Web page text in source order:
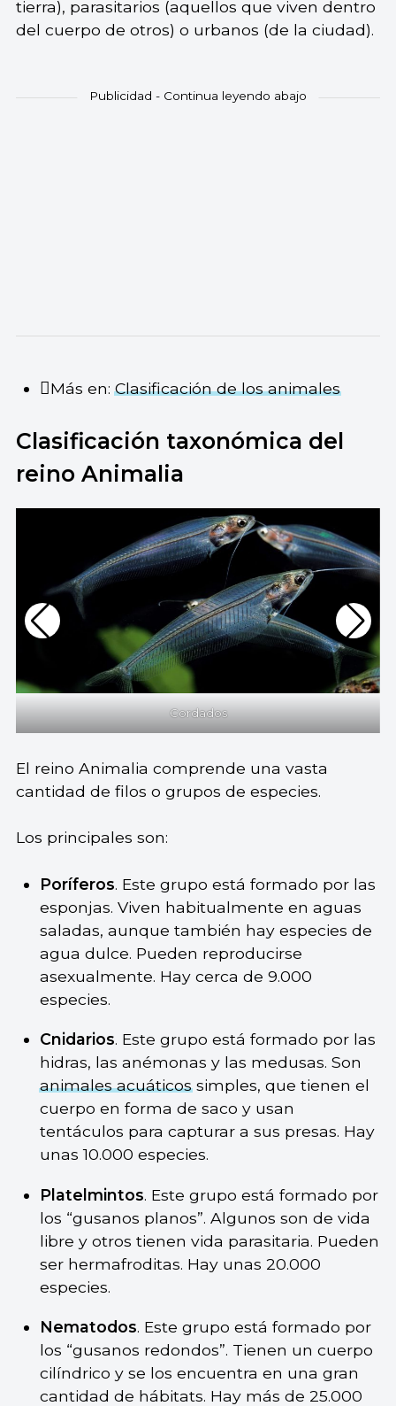
tierra), parasitarios (aquellos que viven dentro
del cuerpo de otros) o urbanos (de la ciudad).
Más en:Clasificación de los animales
Clasificación taxonómica del
reino Animalia
Cordados
El reino Animalia comprende una vasta
cantidad de filos o grupos de especies.
Los principales son:
Poríferos. Este grupo está formado por las
esponjas. Viven habitualmente en aguas
saladas, aunque también hay especies de
agua dulce. Pueden reproducirse
asexualmente. Hay cerca de 9.000
especies.
Cnidarios. Este grupo está formado por las
hidras, las anémonas y las medusas. Son
animales acuáticossimples, que tienen el
cuerpo en forma de saco y usan
tentáculos para capturar a sus presas. Hay
unas 10.000 especies.
Platelmintos. Este grupo está formado por
los “gusanos planos”. Algunos son de vida
libre y otros tienen vida parasitaria. Pueden
ser hermafroditas. Hay unas 20.000
especies.
Nematodos. Este grupo está formado por
los “gusanos redondos”. Tienen un cuerpo
cilíndrico y se los encuentra en una gran
cantidad de hábitats. Hay más de 25.000